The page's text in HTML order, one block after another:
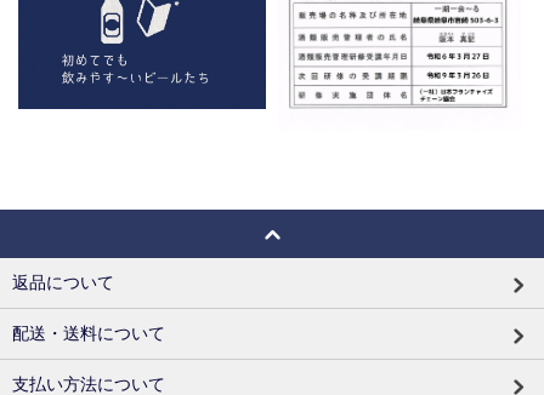
返品について
配送・送料について
支払い方法について